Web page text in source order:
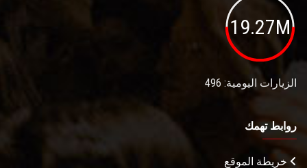
19.27M
الزيارات اليومية: 496
روابط تهمك
خريطة الموقع